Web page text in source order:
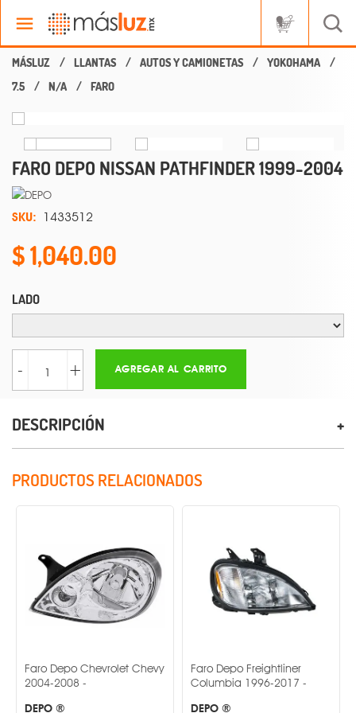
LLANTAS AUTOS Y CAMIONETAS
YOKOHAMA
7.5
N/A FARO
FARO DEPO NISSAN PATHFINDER 1999-2004
SKU: 1433512
1,040.00
LADO
- + AGREGAR AL CARRITO
DESCRIPCIÓN
PRODUCTOS RELACIONADOS
Faro Depo Chevrolet Chevy
2004-2008 -
DEPO ®
Faro Depo Freightliner
Columbia 1996-2017 -
DEPO ®